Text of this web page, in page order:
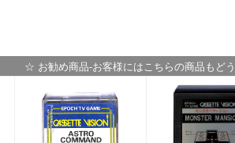
☆ お勧め商品-お客様にはこちらの商品もど